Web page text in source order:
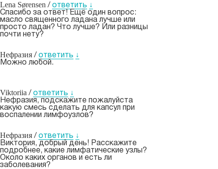
Lena Sørensen / ответить ↓
Спасибо за ответ! Ещё один вопрос:
масло священного ладана лучше или
просто ладан? Что лучше? Или разницы
почти нету?
Нефразия / ответить ↓
Можно любой.
Viktoriia / ответить ↓
Нефразия, подскажите пожалуйста
какую смесь сделать для капсул при
воспалении лимфоузлов?
Нефразия / ответить ↓
Виктория, добрый день! Расскажите
подробнее, какие лимфатические узлы?
Около каких органов и есть ли
заболевания?